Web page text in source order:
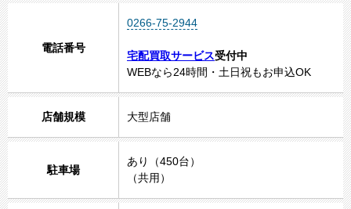
電話番号
0266-75-2944
宅配買取サービス受付中
WEBなら24時間・土日祝もお申込OK
店舗規模 大型店舗
駐車場
あり（450台）
（共用）